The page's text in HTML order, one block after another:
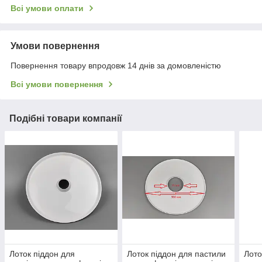
Всі умови оплати
Умови повернення
Повернення товару впродовж 14 днів за домовленістю
Всі умови повернення
Подібні товари компанії
Лоток піддон для
Лоток піддон для пастили